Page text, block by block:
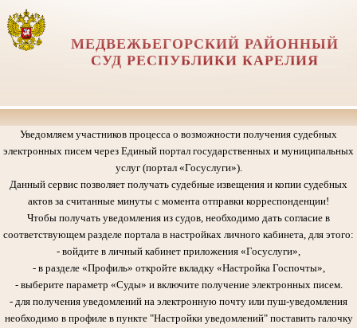
МЕДВЕЖЬЕГОРСКИЙ РАЙОННЫЙ
СУД РЕСПУБЛИКИ КАРЕЛИЯ
Уведомляем участников процесса о возможности получения судебных
электронных писем через Единый портал государственных и муниципальных
услуг (портал «Госуслуги»).
Данный сервис позволяет получать судебные извещения и копии судебных
актов за считанные минуты с момента отправки корреспонденции!
Чтобы получать уведомления из судов, необходимо дать согласие в
соответствующем разделе портала в настройках личного кабинета, для этого:
- войдите в личный кабинет приложения «Госуслуги»,
- в разделе «Профиль» откройте вкладку «Настройка Госпочты»,
- выберите параметр «Суды» и включите получение электронных писем.
- для получения уведомлений на электронную почту или пуш-уведомления
необходимо в профиле в пункте "Настройки уведомлений" поставить галочку